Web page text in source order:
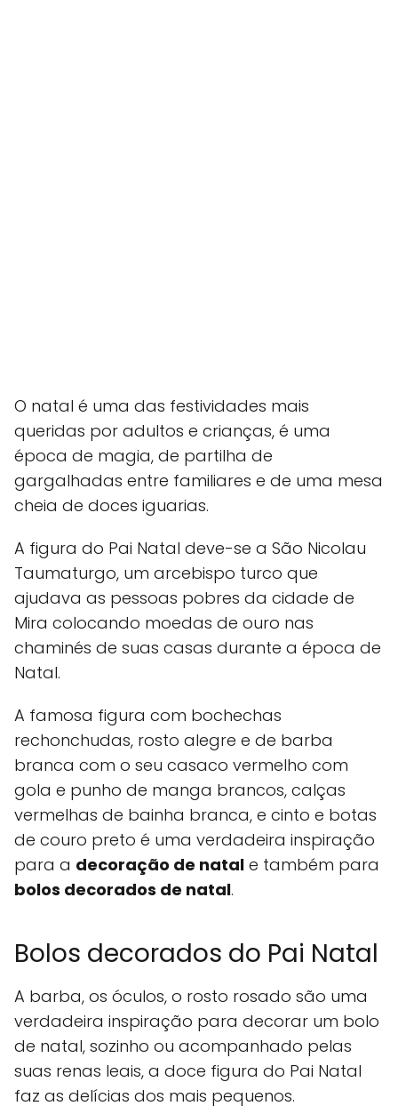
O natal é uma das festividades mais
queridas por adultos e crianças, é uma
época de magia, de partilha de
gargalhadas entre familiares e de uma mesa
cheia de doces iguarias.
A figura do Pai Natal deve-se a São Nicolau
Taumaturgo, um arcebispo turco que
ajudava as pessoas pobres da cidade de
Mira colocando moedas de ouro nas
chaminés de suas casas durante a época de
Natal.
A famosa figura com bochechas
rechonchudas, rosto alegre e de barba
branca com o seu casaco vermelho com
gola e punho de manga brancos, calças
vermelhas de bainha branca, e cinto e botas
de couro preto é uma verdadeira inspiração
para a decoração de natal e também para
bolos decorados de natal.
Bolos decorados do Pai Natal
A barba, os óculos, o rosto rosado são uma
verdadeira inspiração para decorar um bolo
de natal, sozinho ou acompanhado pelas
suas renas leais, a doce figura do Pai Natal
faz as delícias dos mais pequenos.